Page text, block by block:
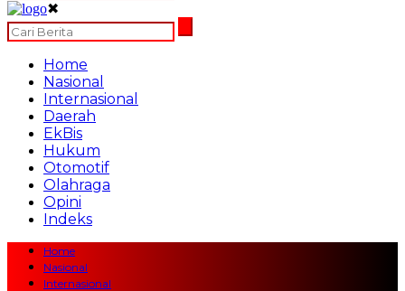
✖
Home
Nasional
Internasional
Daerah
EkBis
Hukum
Otomotif
Olahraga
Opini
Indeks
Home
Nasional
Internasional